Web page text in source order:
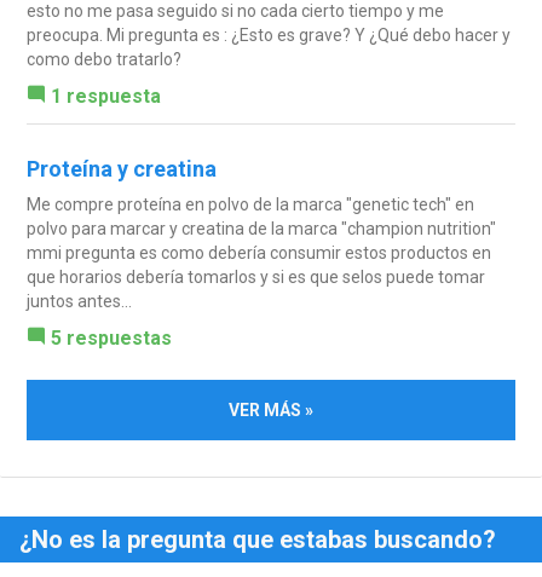
esto no me pasa seguido si no cada cierto tiempo y me
preocupa. Mi pregunta es : ¿Esto es grave? Y ¿Qué debo hacer y
como debo tratarlo?
1 respuesta
Proteína y creatina
Me compre proteína en polvo de la marca "genetic tech" en
polvo para marcar y creatina de la marca "champion nutrition"
mmi pregunta es como debería consumir estos productos en
que horarios debería tomarlos y si es que selos puede tomar
juntos antes...
5 respuestas
VER MÁS »
¿No es la pregunta que estabas buscando?